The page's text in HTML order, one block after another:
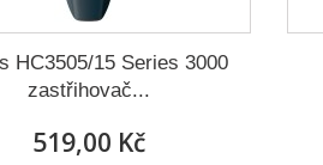
HC3505/15 Series 3000
zastřihovač...
519,00 Kč